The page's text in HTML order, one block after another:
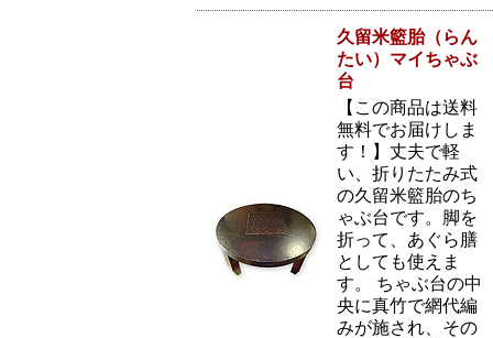
久留米籃胎（らん
たい）マイちゃぶ
台
【この商品は送料
無料でお届けしま
す！】丈夫で軽
い、折りたたみ式
の久留米籃胎のち
ゃぶ台です。脚を
折って、あぐら膳
としても使えま
す。 ちゃぶ台の中
央に真竹で網代編
みが施され、その